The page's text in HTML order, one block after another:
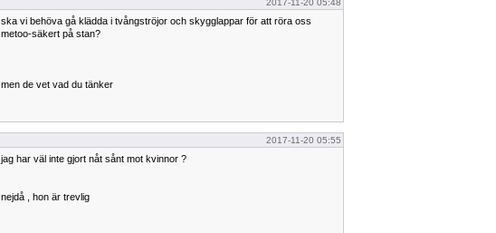
2017-11-20 05:48
ska vi behöva gå klädda i tvångströjor och skygglappar för att röra oss
metoo-säkert på stan?
men de vet vad du tänker
2017-11-20 05:55
jag har väl inte gjort nåt sånt mot kvinnor ?
nejdå , hon är trevlig